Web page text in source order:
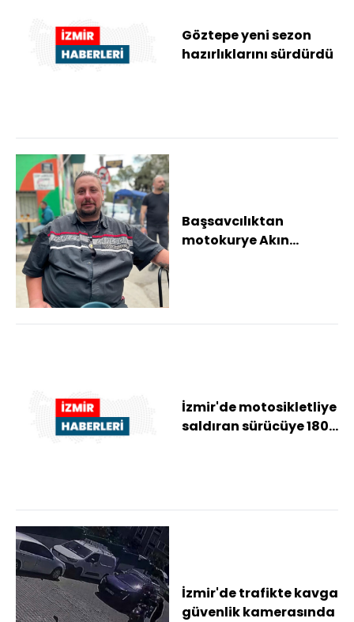
Göztepe yeni sezon
hazırlıklarını sürdürdü
Başsavcılıktan
motokurye Akın
İzmir'de motosikletliye
saldıran sürücüye 180
İzmir'de trafikte kavga
güvenlik kamerasında